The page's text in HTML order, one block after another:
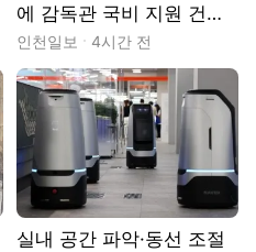
에 감독관 국비 지원 건
의…맨홀 질식 예방도 맞손
인천일보 4시간 전
실내 공간 파악·동선 조절